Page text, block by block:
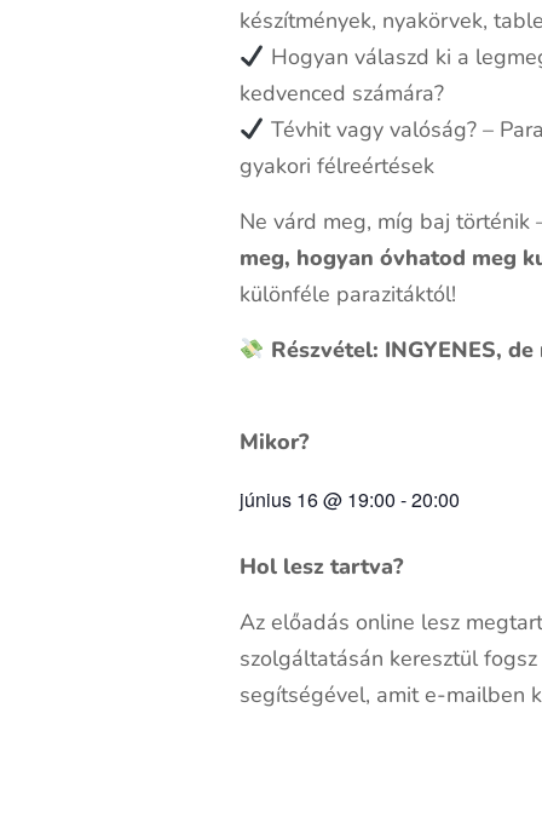
készítmények, nyakörvek,
Hogyan válaszd ki a
kedvenced számára?
Tévhit vagy valóság? –
gyakori félreértések
Ne várd meg, míg baj történik
meg, hogyan óvhatod meg
különféle parazitáktól!
Részvétel: INGYENES,
Mikor?
június 16@ 19:00 -20:00
Hol lesz tartva?
Az előadás online lesz
szolgáltatásán keresztül
segítségével, amit e-mailben